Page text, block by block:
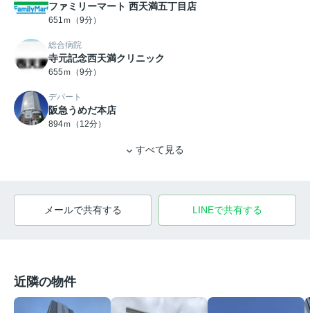
ファミリーマート 西天満五丁目店
651ｍ（9分）
総合病院
寺元記念西天満クリニック
655ｍ（9分）
デパート
阪急うめだ本店
894ｍ（12分）
すべて見る
メールで共有する LINEで共有する
近隣の物件